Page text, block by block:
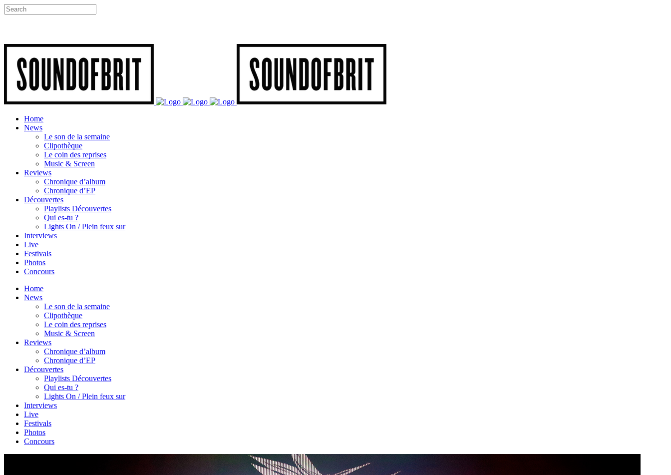
Home
News
Le son de la semaine
Clipothèque
Le coin des reprises
Music & Screen
Reviews
Chronique d’album
Chronique d’EP
Découvertes
Playlists Découvertes
Qui es-tu ?
Lights On / Plein feux sur
Interviews
Live
Festivals
Photos
Concours
Home
News
Le son de la semaine
Clipothèque
Le coin des reprises
Music & Screen
Reviews
Chronique d’album
Chronique d’EP
Découvertes
Playlists Découvertes
Qui es-tu ?
Lights On / Plein feux sur
Interviews
Live
Festivals
Photos
Concours